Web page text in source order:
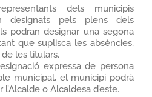
dels municipis
designats pels plens dels
podran designar una segona
que suplisca les absències,
les titulars.
expressa de persona
municipal, el municipi podrà
o Alcaldesa d’este.